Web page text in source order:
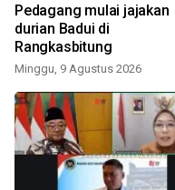
Pedagang mulai jajakan
durian Badui di
Rangkasbitung
Minggu, 9 Agustus 2026